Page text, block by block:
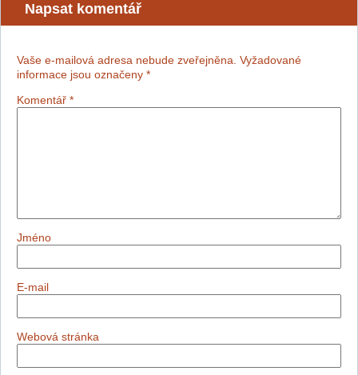
Napsat komentář
Vaše e-mailová adresa nebude zveřejněna. Vyžadované
informace jsou označeny *
Komentář *
Jméno
E-mail
Webová stránka